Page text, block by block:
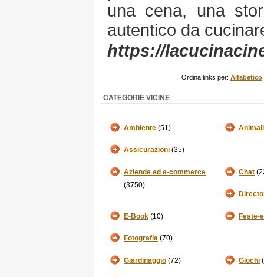
una cena, una
autentico da
https://
Ordina links per: Alfabetico
CATEGORIE VICINE
Ambiente (51) Animali
Assicurazioni (35)
Aziende ed e-commerce
(3750)
Chat
E-Book (10) Feste-
Fotografia (70)
Giardinaggio (72) Giochi